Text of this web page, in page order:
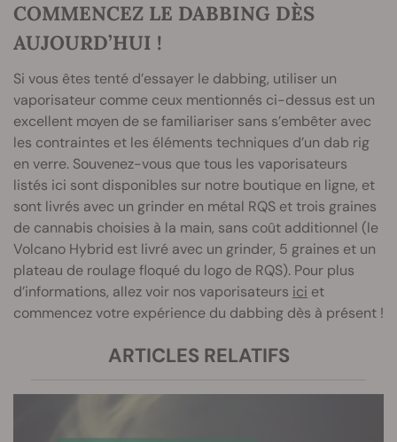
COMMENCEZ LE DABBING DÈS
AUJOURD’HUI !
Si vous êtes tenté d’essayer le dabbing, utiliser un
vaporisateur comme ceux mentionnés ci-dessus est un
excellent moyen de se familiariser sans s’embêter avec
les contraintes et les éléments techniques d’un dab rig
en verre. Souvenez-vous que tous les vaporisateurs
listés ici sont disponibles sur notre boutique en ligne, et
sont livrés avec un grinder en métal RQS et trois graines
de cannabis choisies à la main, sans coût additionnel (le
Volcano Hybrid est livré avec un grinder, 5 graines et un
plateau de roulage floqué du logo de RQS). Pour plus
d’informations, allez voir nos vaporisateurs ici et
commencez votre expérience du dabbing dès à présent !
ARTICLES RELATIFS